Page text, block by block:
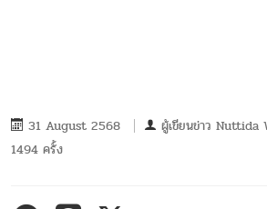
31 August 2568 ผู้เขียนข่าว Nuttida
1494 ครั้ง